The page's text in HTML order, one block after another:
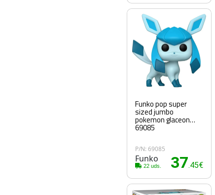
Funko pop super
sized jumbo
pokemon glaceon
69085
P/N: 69085
Funko
22 uds. 37.45€